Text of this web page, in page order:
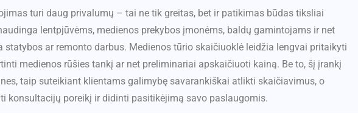
turi daug privalumų – tai ne tik greitas, bet ir patikimas būdas tiksliai
lentpjūvėms, medienos prekybos įmonėms, baldų gamintojams ir net
statybos ar remonto darbus. Medienos tūrio skaičiuoklė leidžia lengvai pritaikyti
medienos rūšies tankį ar net preliminariai apskaičiuoti kainą. Be to, šį įrankį
taip suteikiant klientams galimybę savarankiškai atlikti skaičiavimus, o
konsultacijų poreikį ir didinti pasitikėjimą savo paslaugomis.